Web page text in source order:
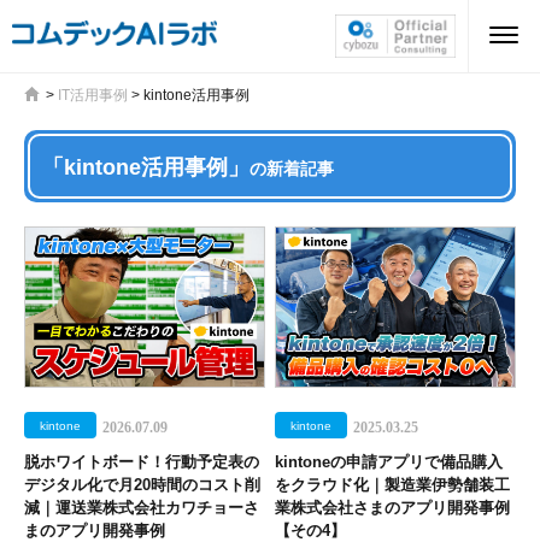
> IT活用事例 > kintone活用事例
「kintone活用事例」 の新着記事
kintone 2026.07.09
脱ホワイトボード！行動予定表の
デジタル化で月20時間のコスト削
減｜運送業株式会社カワチョーさ
まのアプリ開発事例
kintone 2025.03.25
kintoneの申請アプリで備品購入
をクラウド化｜製造業伊勢舗装工
業株式会社さまのアプリ開発事例
【その4】